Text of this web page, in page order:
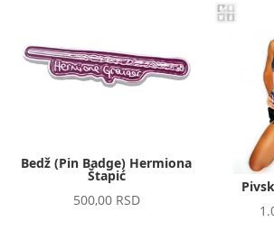
Bedž (Pin Badge) Hermiona
Štapić
500,00 RSD